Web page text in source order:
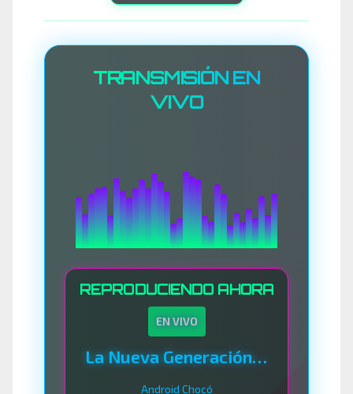
TRANSMISIÓN EN
VIVO
REPRODUCIENDO AHORA
EN VIVO
La Nueva Generación Del Sistema
Android Chocó